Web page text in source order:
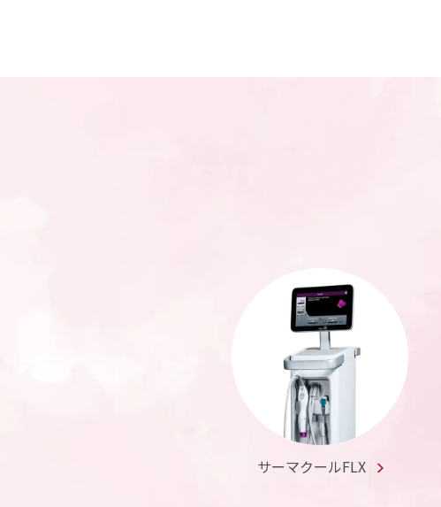
サーマクールFLX